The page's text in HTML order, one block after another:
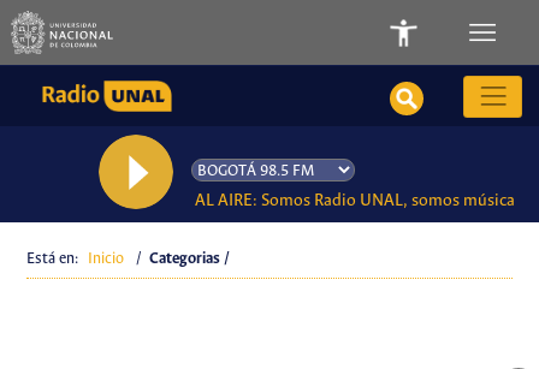
AL AIRE: Somos Radio UNAL, somos música
Está en: Inicio / Categorias /